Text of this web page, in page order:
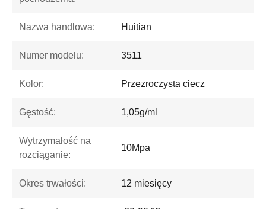
Nazwa handlowa: Huitian
Numer modelu: 3511
Kolor: Przezroczysta ciecz
Gęstość: 1,05g/ml
Wytrzymałość na
rozciąganie:
10Mpa
Okres trwałości: 12 miesięcy